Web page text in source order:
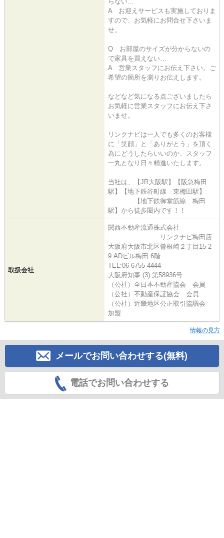
A お迎えサービスも実施しておりま
すので、お気軽にお問合せ下さいま
せ。
Q お部屋のサイズが分からないの
で家具を買えない…
A 営業スタッフにお伝え下さい。ご
希望の箇所を測りお伝えします。
などなど気になる点ございましたら
お気軽に営業スタッフにお伝え下さ
いませ。
リンクナビは一人でも多くのお客様
に「笑顔」と「ありがとう」を頂く
為にどうしたらいいのか、スタッフ
一丸となり日々精進いたします。
当社は、【JR大阪駅】【阪急梅田
駅】【地下鉄谷町線 東梅田駅】
【地下鉄御堂筋線 梅田
駅】から徒歩圏内です！！
取扱会社
関西不動産流通株式会社
リンクナビ梅田店
大阪府大阪市北区曾根崎２丁目15-2
9 ADビル梅田 6階
TEL:06-6755-4444
大阪府知事 (3) 第58936号
（公社）全日本不動産協会 会員
（公社）不動産保証協会 会員
（公社）近畿地区公正取引協議会
加盟
情報の見方
メールでお問い合わせする(無料)
電話でお問い合わせする